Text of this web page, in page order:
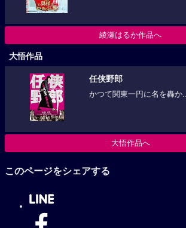
綾瀬はるか作品へ
大悟作品
任侠野郎
かつて関東一円に名を轟か...
大悟作品へ
このページをシェアする